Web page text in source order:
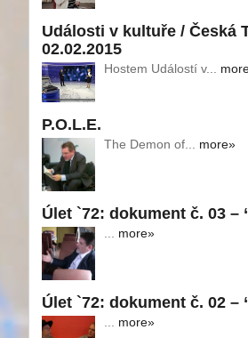
Události v kultuře / Česká
02.02.2015
Hostem Událostí v...
P.O.L.E.
The Demon of... more»
Úlet `72: dokument č. 03 –
more»
Úlet `72: dokument č. 02 –
more»